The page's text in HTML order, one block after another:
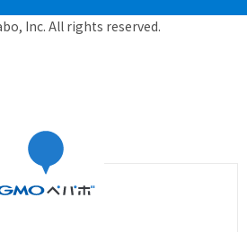
Inc. All rights reserved.